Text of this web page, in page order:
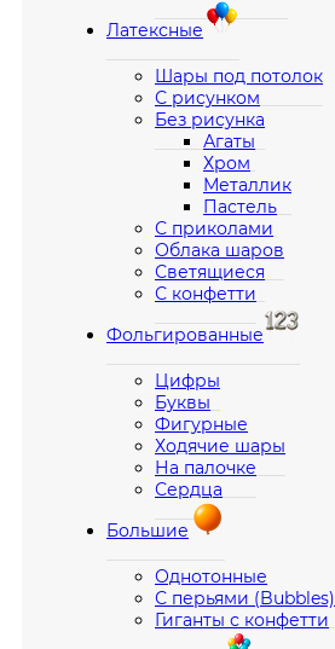
Латексные
Шары под потолок
С рисунком
Без рисунка
Агаты
Хром
Металлик
Пастель
С приколами
Облака шаров
Светящиеся
С конфетти
Фольгированные
Цифры
Буквы
Фигурные
Ходячие шары
На палочке
Сердца
Большие
Однотонные
С перьями (Bubbles)
Гиганты с конфетти